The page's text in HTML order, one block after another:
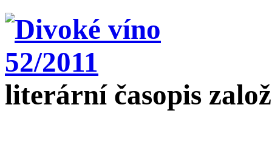
literární časopis